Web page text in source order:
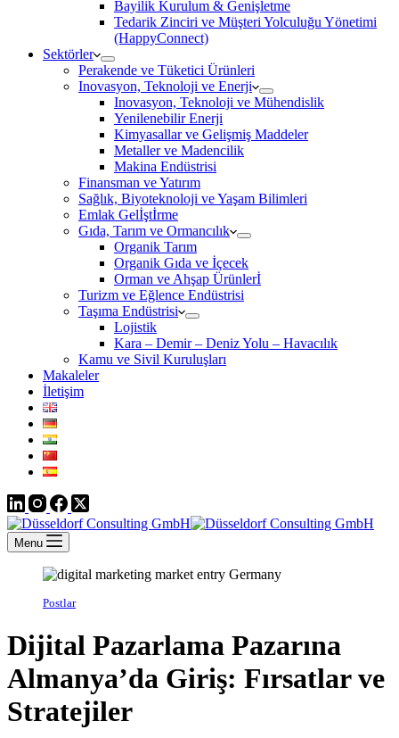
Bayilik Kurulum & Genişletme
Tedarik Zinciri ve Müşteri Yolculuğu Yönetimi
(HappyConnect)
Sektörler
Perakende ve Tüketici Ürünleri
Inovasyon, Teknoloji ve Enerji
Inovasyon, Teknoloji ve Mühendislik
Yenilenebilir Enerji
Kimyasallar ve Gelişmiş Maddeler
Metaller ve Madencilik
Makina Endüstrisi
Finansman ve Yatırım
Sağlık, Biyoteknoloji ve Yaşam Bilimleri
Emlak Gelİştİrme
Gıda, Tarım ve Ormancılık
Organik Tarım
Organik Gıda ve İçecek
Orman ve Ahşap Ürünlerİ
Turizm ve Eğlence Endüstrisi
Taşıma Endüstrisi
Lojistik
Kara – Demir – Deniz Yolu – Havacılık
Kamu ve Sivil Kuruluşları
Makaleler
İletişim
Menu
Postlar
Dijital Pazarlama Pazarına
Almanya’da Giriş: Fırsatlar ve
Stratejiler